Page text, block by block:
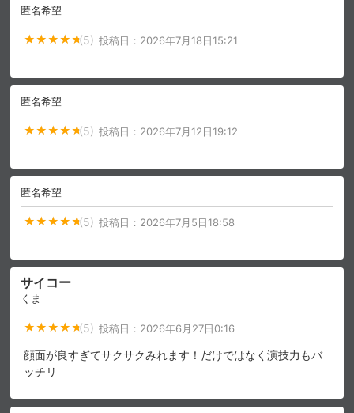
匿名希望
(5) 投稿日： 2026年7月18日15:21
匿名希望
(5) 投稿日： 2026年7月12日19:12
匿名希望
(5) 投稿日： 2026年7月5日18:58
サイコー
くま
(5) 投稿日： 2026年6月27日0:16
顔面が良すぎてサクサクみれます！だけではなく演技力もバ
ッチリ